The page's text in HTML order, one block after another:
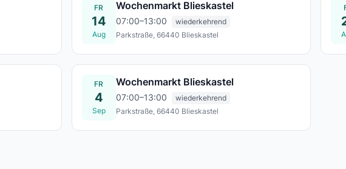
FR
14
Aug
Wochenmarkt Blieskastel
07:00–13:00
wiederkehrend
Parkstraße, 66440 Blieskastel
FR
4
Sep
Wochenmarkt Blieskastel
07:00–13:00
wiederkehrend
Parkstraße, 66440 Blieskastel